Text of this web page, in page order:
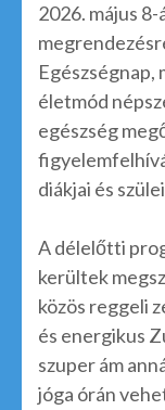
2026. május
Egészségnap,
életmód
egészség
diákjai és
A délelőtti
kerültek
közös reggeli
és energikus
szuper ám
jóga órán